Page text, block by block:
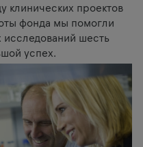
клинических проектов
фонда мы помогли
исследований шесть
успех.